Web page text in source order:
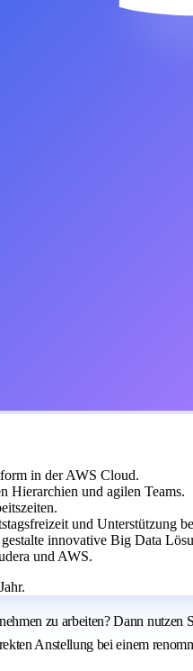
in der AWS Cloud.
Hierarchien und agilen Teams.
und Unterstützung
innovative Big Data
und AWS.
zu arbeiten? Dann
Anstellung bei einem